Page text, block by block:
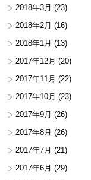
2018年3月 (23)
2018年2月 (16)
2018年1月 (13)
2017年12月 (20)
2017年11月 (22)
2017年10月 (23)
2017年9月 (26)
2017年8月 (26)
2017年7月 (21)
2017年6月 (29)